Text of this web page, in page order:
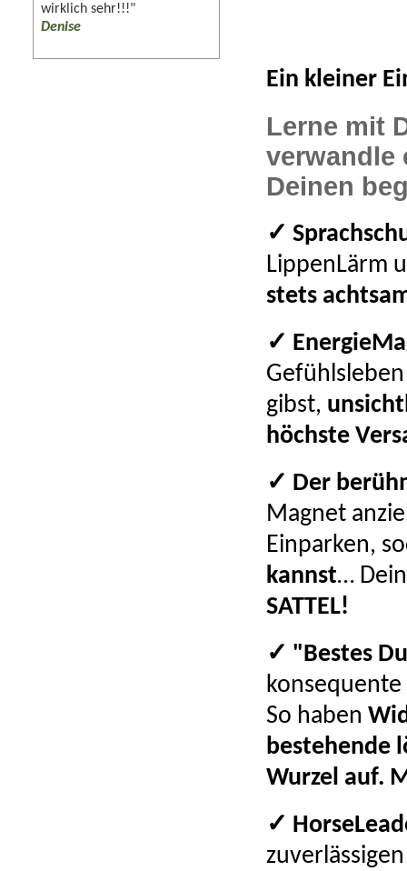
wirklich sehr!!!"
Denise
Ein kleiner
Lerne mit
verwandle
Deinen
✓
LippenLärm
stets
✓
gibst,
höchste
✓ Der
Magnet
Einparken,
kannst…
SATTEL!
✓ "Bestes
So haben
bestehende
Wurzel auf.
✓